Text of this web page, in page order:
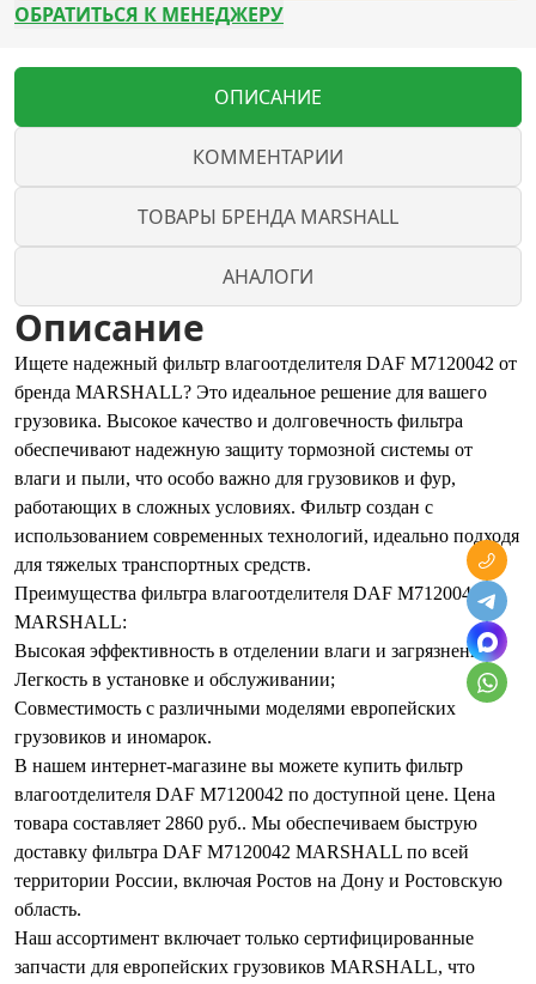
ОБРАТИТЬСЯ К МЕНЕДЖЕРУ
ОПИСАНИЕ
КОММЕНТАРИИ
ТОВАРЫ БРЕНДА MARSHALL
АНАЛОГИ
Описание
Ищете надежный фильтр влагоотделителя DAF M7120042 от
бренда MARSHALL? Это идеальное решение для вашего
грузовика. Высокое качество и долговечность фильтра
обеспечивают надежную защиту тормозной системы от
влаги и пыли, что особо важно для грузовиков и фур,
работающих в сложных условиях. Фильтр создан с
использованием современных технологий, идеально подходя
для тяжелых транспортных средств.
Преимущества фильтра влагоотделителя DAF M7120042
MARSHALL:
Высокая эффективность в отделении влаги и загрязнений;
Легкость в установке и обслуживании;
Совместимость с различными моделями европейских
грузовиков и иномарок.
В нашем интернет-магазине вы можете купить фильтр
влагоотделителя DAF M7120042 по доступной цене. Цена
товара составляет 2860 руб.. Мы обеспечиваем быструю
доставку фильтра DAF M7120042 MARSHALL по всей
территории России, включая Ростов на Дону и Ростовскую
область.
Наш ассортимент включает только сертифицированные
запчасти для европейских грузовиков MARSHALL, что